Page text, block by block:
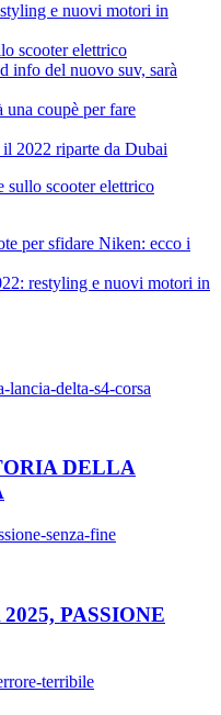
e nuovi motori in
scooter elettrico
info del nuovo suv, sarà
coupè per fare
2022 riparte da Dubai
sullo scooter elettrico
per sfidare Niken: ecco i
restyling e nuovi motori in
DELLA
PASSIONE